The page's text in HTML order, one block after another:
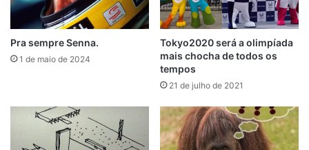
Pra sempre Senna.
1 de maio de 2024
Tokyo2020 será a olimpíada
mais chocha de todos os
tempos
21 de julho de 2021